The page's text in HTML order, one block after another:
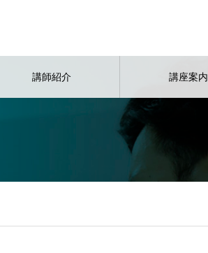
講師紹介 講座案内